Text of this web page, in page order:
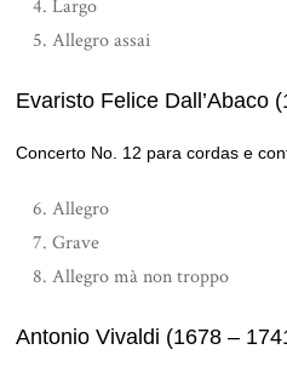
Largo
Allegro assai
Evaristo Felice Dall’Abaco
Concerto No. 12 para cordas e
Allegro
Grave
Allegro mà non troppo
Antonio Vivaldi (1678 –